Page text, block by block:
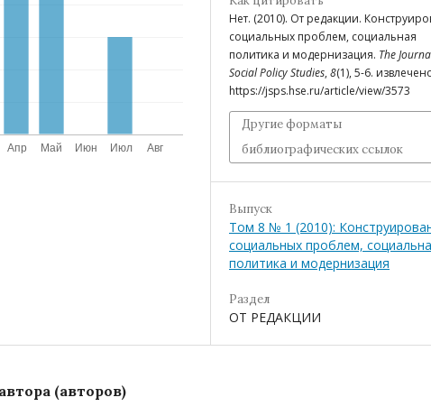
Нет. (2010). От редакции.
социальных проблем, социальная
политика и модернизация. The
Social Policy Studies, 8(1), 5-6.
https://jsps.hse.ru/article/view/3573
Другие форматы
библиографических ссылок
Выпуск
Том 8 № 1 (2010):
социальных проблем,
политика и модернизация
Раздел
ОТ РЕДАКЦИИ
(авторов)